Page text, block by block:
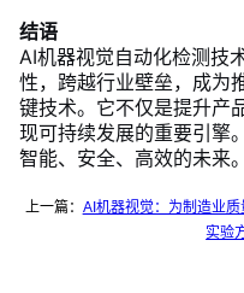
结语
AI机器视觉自动化检测技
性，跨越行业壁垒，成为
键技术。它不仅是提升产
现可持续发展的重要引擎
智能、安全、高效的未来。
上一篇： AI机器视觉：为制造业质
实验